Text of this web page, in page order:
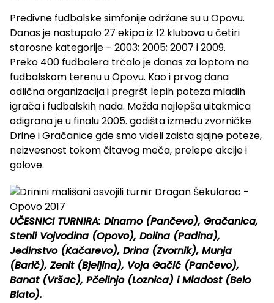
Predivne fudbalske simfonije održane su u Opovu.
Danas je nastupalo 27 ekipa iz 12 klubova u četiri
starosne kategorije – 2003; 2005; 2007 i 2009.
Preko 400 fudbalera trčalo je danas za loptom na
fudbalskom terenu u Opovu. Kao i prvog dana
odlična organizacija i pregršt lepih poteza mladih
igrača i fudbalskih nada. Možda najlepša uitakmica
odigrana je u finalu 2005. godišta između zvorničke
Drine i Gračanice gde smo videli zaista sjajne poteze,
neizvesnost tokom čitavog meča, prelepe akcije i
golove.
UČESNICI TURNIRA: Dinamo (Pančevo), Gračanica,
Stenli Vojvodina (Opovo), Dolina (Padina),
Jedinstvo (Kačarevo), Drina (Zvornik), Munja
(Barič), Zenit (Bjeljina), Voja Gačić (Pančevo),
Banat (Vršac), Pčelinjo (Loznica) i Mladost (Belo
Blato).